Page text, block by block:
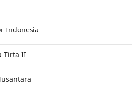
Indonesia
Tirta II